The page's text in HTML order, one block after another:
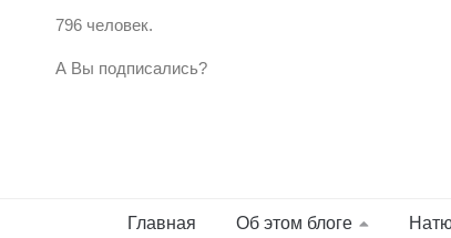
796 человек.
А Вы подписались?
Главная Об этом блоге